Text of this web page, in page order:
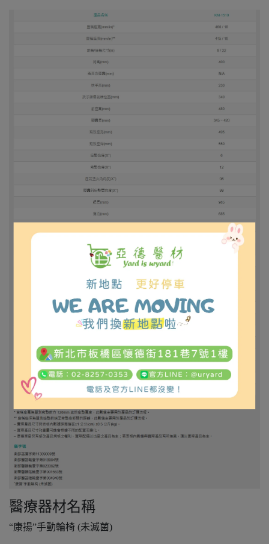
醫療器材名稱
“康揚”手動輪椅 (未滅菌)